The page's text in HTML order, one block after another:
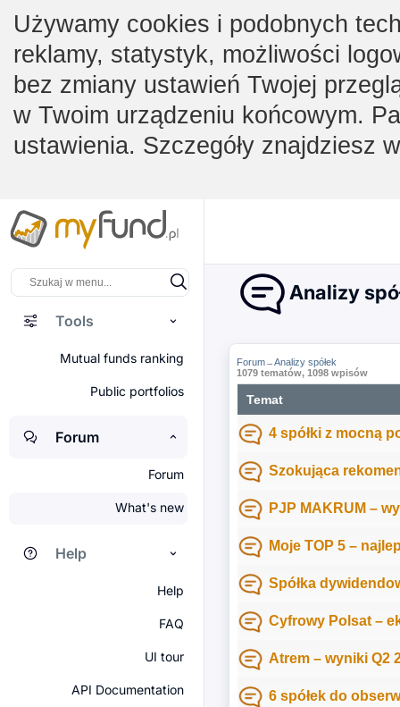
Używamy cookies i podobnych
reklamy, statystyk, możliwości
bez zmiany ustawień Twojej
w Twoim urządzeniu końcowym.
ustawienia. Szczegóły znajdziesz
Tools
Mutual funds ranking
Public portfolios
Forum
Forum
What's new
Help
Help
FAQ
UI tour
API Documentation
Analizy
Forum→Analizy spółek
1079 tematów, 1098 wpisów
Temat
4 spółki z mocną
Szokująca
PJP MAKRUM –
Moje TOP 5 –
Spółka
Cyfrowy Polsat –
Atrem – wyniki Q2
6 spółek do